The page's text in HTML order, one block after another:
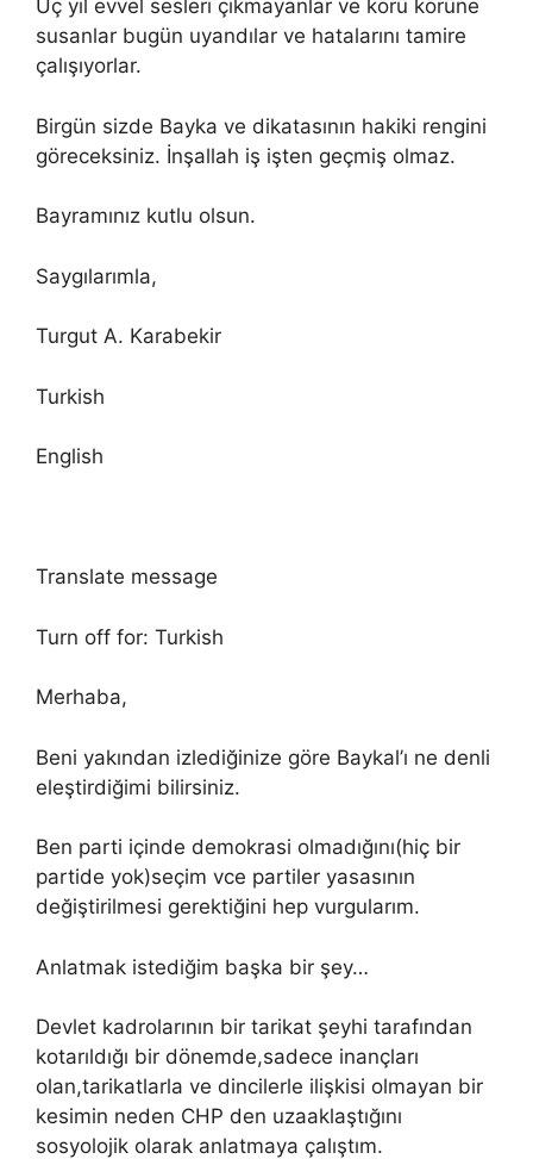
Üç yıl evvel sesleri çıkmayanlar ve körü körüne
susanlar bugün uyandılar ve hatalarını tamire
çalışıyorlar.
Birgün sizde Bayka ve dikatasının hakiki rengini
göreceksiniz. İnşallah iş işten geçmiş olmaz.
Bayramınız kutlu olsun.
Saygılarımla,
Turgut A. Karabekir
Turkish
English
Translate message
Turn off for: Turkish
Merhaba,
Beni yakından izlediğinize göre Baykal’ı ne denli
eleştirdiğimi bilirsiniz.
Ben parti içinde demokrasi olmadığını(hiç bir
partide yok)seçim vce partiler yasasının
değiştirilmesi gerektiğini hep vurgularım.
Anlatmak istediğim başka bir şey…
Devlet kadrolarının bir tarikat şeyhi tarafından
kotarıldığı bir dönemde,sadece inançları
olan,tarikatlarla ve dincilerle ilişkisi olmayan bir
kesimin neden CHP den uzaaklaştığını
sosyolojik olarak anlatmaya çalıştım.